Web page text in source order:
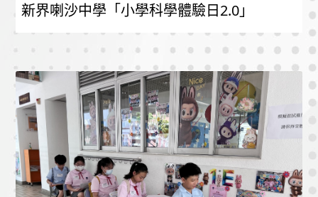
新界喇沙中學「小學科學體驗日2.0」